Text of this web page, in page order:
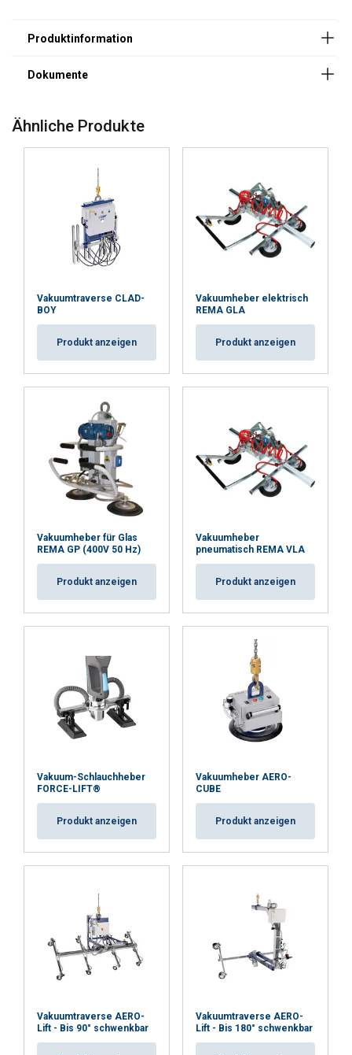
Kennzeichnung:
Standard:
Ähnliche Produkte
Vakuumtraverse CLAD-
BOY
Produkt anzeigen
Vakuumheber elektrisch
REMA GLA
Produkt anzeigen
Vakuumheber für Glas
REMA GP (400V 50 Hz)
Produkt anzeigen
Vakuumheber
pneumatisch REMA VLA
Produkt anzeigen
Vakuum-Schlauchheber
FORCE-LIFT®
Produkt anzeigen
Vakuumheber AERO-
CUBE
Produkt anzeigen
Vakuumtraverse AERO-
Lift - Bis 90° schwenkbar
Vakuumtraverse AERO-
Lift - Bis 180° schwenkbar